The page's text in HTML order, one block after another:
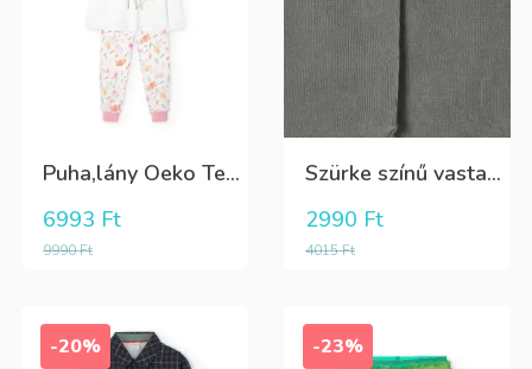
Puha,lány Oeko Tex bio pamut hosszú pizsama
9990Ft
6993 Ft
Szürke színű vastag puha harisnya
4015Ft
2990 Ft
-20% -23%